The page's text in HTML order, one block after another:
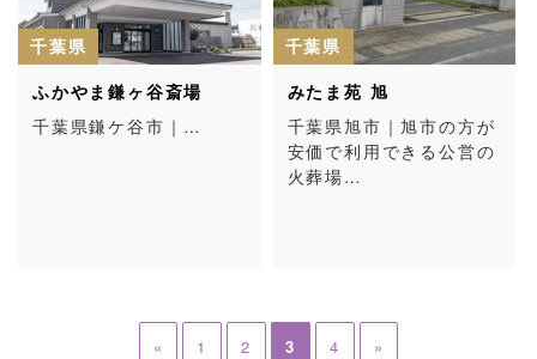
千葉県
ふかやま鎌ヶ谷斎場
千葉県鎌ケ谷市｜…
千葉県
みたま苑 旭
千葉県旭市｜旭市の方が
安価で利用できる公営の
火葬場…
« 1 2 3 4 »